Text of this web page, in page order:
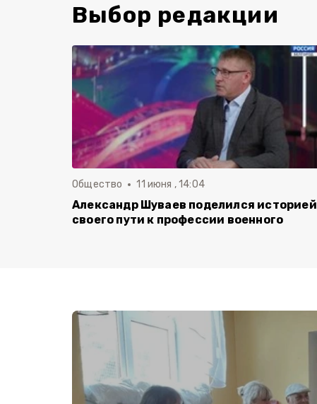
Выбор редакции
Общество 11 июня , 14:04
Александр Шуваев поделился историей
своего пути к профессии военного